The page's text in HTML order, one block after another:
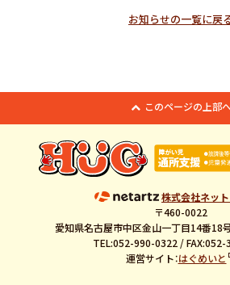
お知らせの一覧に戻
このページの上部
株式会社ネッ
〒460-0022
愛知県名古屋市中区金山一丁目14番18
TEL:052-990-0322 / FAX:052-
運営サイト：はぐめいと